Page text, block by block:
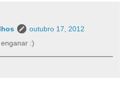
outubro 17, 2012
:)